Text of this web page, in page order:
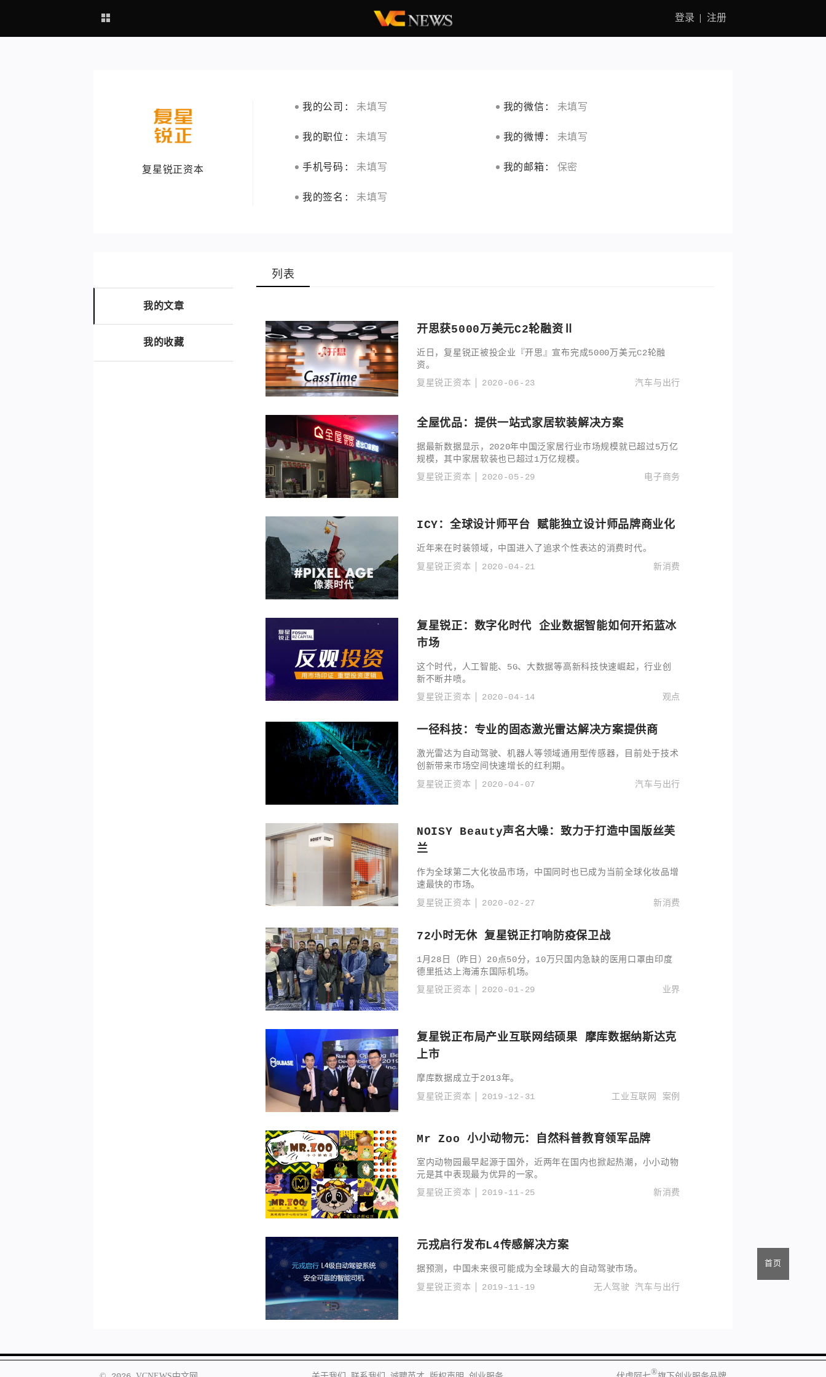
登录 注册
复星锐正资本
我的公司: 未填写 我的微信: 未填写
我的职位: 未填写 我的微博: 未填写
手机号码: 未填写 我的邮箱: 保密
我的签名: 未填写
我的文章
我的收藏
列表
开思获5000万美元C2轮融资Ⅱ
近日，复星锐正被投企业『开思』宣布完成5000万美元C2轮融
资。
汽车与出行
复星锐正资本 2020-06-23
全屋优品：提供一站式家居软装解决方案
据最新数据显示，2020年中国泛家居行业市场规模就已超过5万亿
规模，其中家居软装也已超过1万亿规模。
电子商务
复星锐正资本 2020-05-29
ICY：全球设计师平台 赋能独立设计师品牌商业化
近年来在时装领域，中国进入了追求个性表达的消费时代。
新消费
复星锐正资本 2020-04-21
复星锐正：数字化时代 企业数据智能如何开拓蓝冰
市场
这个时代，人工智能、5G、大数据等高新科技快速崛起，行业创
新不断井喷。
观点
复星锐正资本 2020-04-14
一径科技：专业的固态激光雷达解决方案提供商
激光雷达为自动驾驶、机器人等领域通用型传感器，目前处于技术
创新带来市场空间快速增长的红利期。
汽车与出行
复星锐正资本 2020-04-07
NOISY Beauty声名大噪：致力于打造中国版丝芙
兰
作为全球第二大化妆品市场，中国同时也已成为当前全球化妆品增
速最快的市场。
新消费
复星锐正资本 2020-02-27
72小时无休 复星锐正打响防疫保卫战
1月28日（昨日）20点50分，10万只国内急缺的医用口罩由印度
德里抵达上海浦东国际机场。
业界
复星锐正资本 2020-01-29
复星锐正布局产业互联网结硕果 摩库数据纳斯达克
上市
摩库数据成立于2013年。
工业互联网
案例
复星锐正资本 2019-12-31
Mr Zoo 小小动物元：自然科普教育领军品牌
室内动物园最早起源于国外，近两年在国内也掀起热潮，小小动物
元是其中表现最为优异的一家。
新消费
复星锐正资本 2019-11-25
元戎启行发布L4传感解决方案
据预测，中国未来很可能成为全球最大的自动驾驶市场。
无人驾驶
汽车与出行
复星锐正资本 2019-11-19
®
首页